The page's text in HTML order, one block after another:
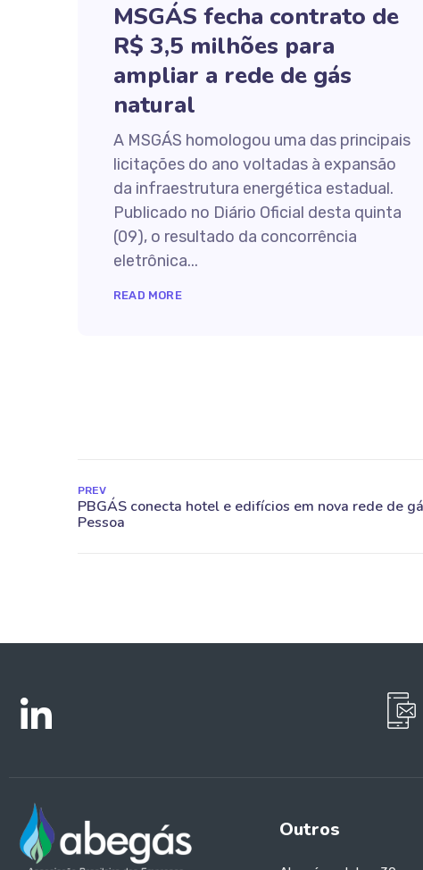
MSGÁS fecha contrato de
R$ 3,5 milhões para
ampliar a rede de gás
natural
A MSGÁS homologou uma das principais
licitações do ano voltadas à expansão
da infraestrutura energética estadual.
Publicado no Diário Oficial desta quinta
(09), o resultado da concorrência
eletrônica...
READ MORE
PREV
Outros